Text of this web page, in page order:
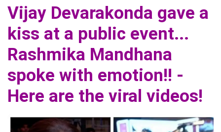
Vijay Devarakonda gave a
kiss at a public event...
Rashmika Mandhana
spoke with emotion!! -
Here are the viral videos!